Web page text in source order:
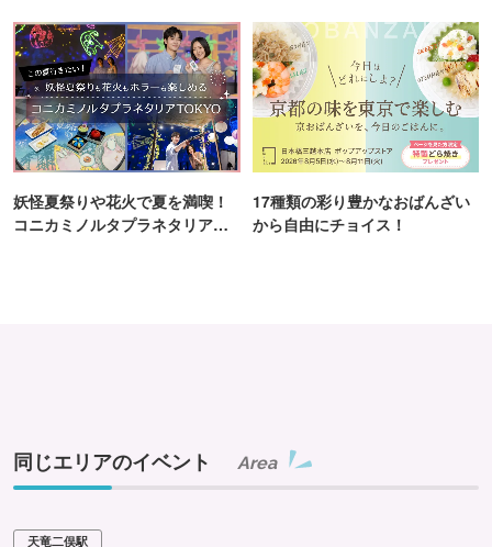
妖怪夏祭りや花火で夏を満喫！
コニカミノルタプラネタリア
17種類の彩り豊かなおばんざい
から自由にチョイス！
同じエリアのイベント Area
天竜二俣駅